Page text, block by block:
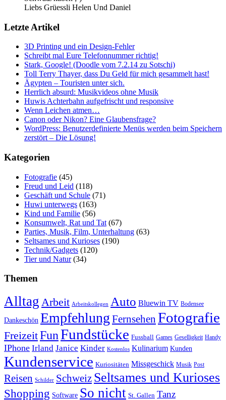
Liebs Grüessli Helen Und Daniel
Letzte Artikel
3D Printing und ein Design-Fehler
Schreibt mal Eure Telefonnummer richtig!
Stark, Google! (Doodle vom 7.2.14 zu Sotschi)
Toll Terry Thayer, dass Du Geld für mich gesammelt hast!
Ägypten – Touristen unter sich.
Herrlich absurd: Musikvideos ohne Musik
Huwis Achterbahn aufgefrischt und responsive
Wenn Leichen atmen…
Canon oder Nikon? Eine Glaubensfrage?
WordPress: Benutzerdefinierte Menüs werden beim Speichern
zerstört – Die Lösung!
Kategorien
Fotografie (45)
Freud und Leid (118)
Geschäft und Schule (71)
Huwi unterwegs (163)
Kind und Familie (56)
Konsumwelt, Rat und Tat (67)
Parties, Musik, Film, Unterhaltung (63)
Seltsames und Kurioses (190)
Technik/Gadgets (120)
Tier und Natur(34)
Themen
Alltag Arbeit Arbeitskollegen Auto Bluewin TV Bodensee
Dankeschön Empfehlung Fernsehen Fotografie
FreizeitFunFundstücke Fussball Games Geselligkeit Handy
IPhone Irland Janice Kinder Kostenlos Kulinarium Kunden
Kundenservice Kuriositäten Missgeschick Musik Post
Reisen Schilder Schweiz Seltsames und Kurioses
Shopping Software So nicht St. Gallen Tanz